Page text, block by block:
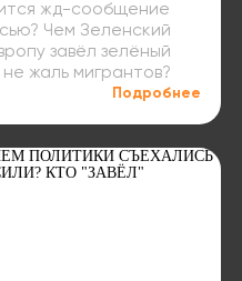
жд-сообщение
Чем Зеленский
завёл зелёный
жаль мигрантов?
Подробнее